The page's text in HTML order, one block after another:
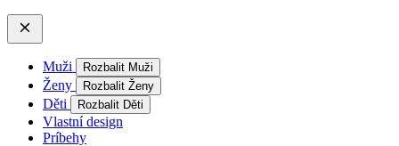
Muži Rozbalit Muži
Ženy Rozbalit Ženy
Děti Rozbalit Děti
Vlastní design
Príbehy